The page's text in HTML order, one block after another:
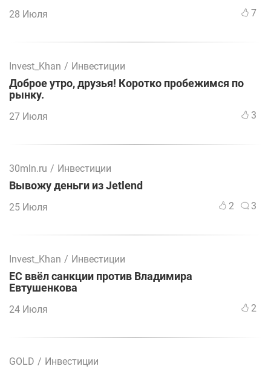
28 Июля 7
Invest_Khan / Инвестиции
Доброе утро, друзья! Коротко пробежимся по
рынку.
27 Июля 3
30mln.ru / Инвестиции
Вывожу деньги из Jetlend
25 Июля 2 3
Invest_Khan / Инвестиции
ЕС ввёл санкции против Владимира
Евтушенкова
24 Июля 2
GOLD / Инвестиции